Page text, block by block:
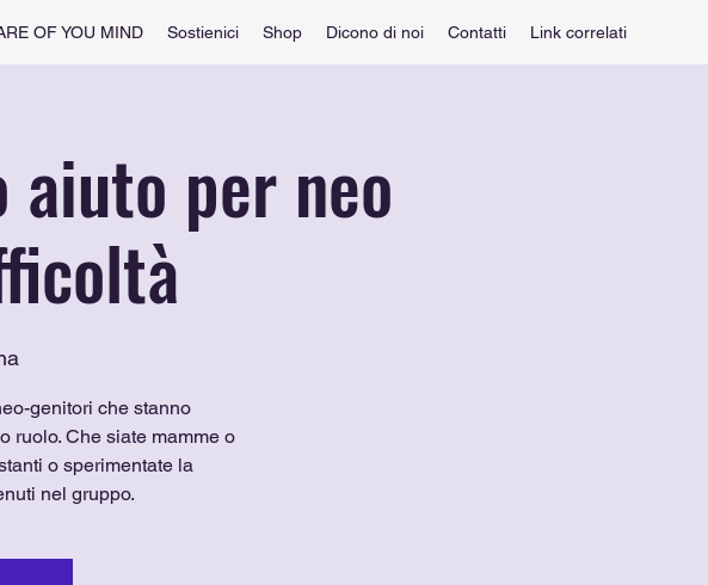
OF YOU MIND Sostienici Shop Dicono di noi Contatti Link correlati
aiuto per neo
genitori che stanno
ruolo. Che siate mamme o
o sperimentate la